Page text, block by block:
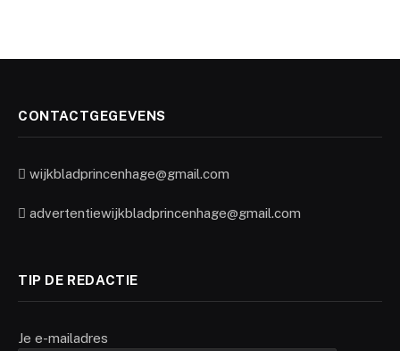
CONTACTGEGEVENS
wijkbladprincenhage@gmail.com
advertentiewijkbladprincenhage@gmail.com
TIP DE REDACTIE
Je e-mailadres